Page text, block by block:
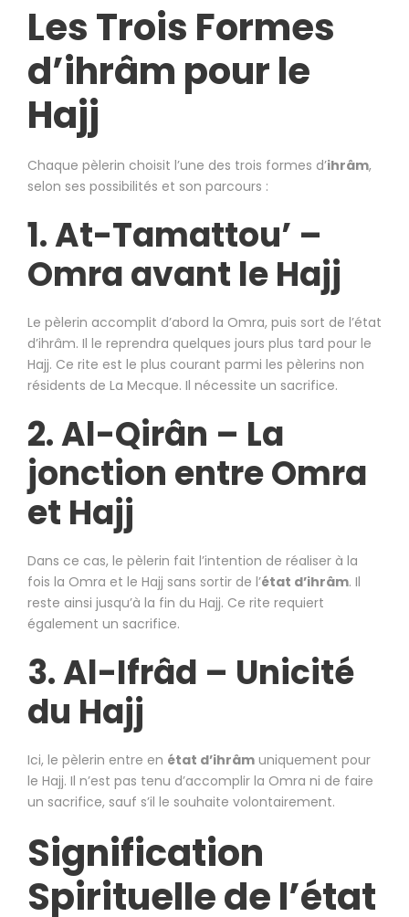
Les Trois Formes
d’ihrâm pour le
Hajj
Chaque pèlerin choisit l’une des trois formes d’ihrâm,
selon ses possibilités et son parcours :
1. At-Tamattou’ –
Omra avant le Hajj
Le pèlerin accomplit d’abord la Omra, puis sort de l’état
d’ihrâm. Il le reprendra quelques jours plus tard pour le
Hajj. Ce rite est le plus courant parmi les pèlerins non
résidents de La Mecque. Il nécessite un sacrifice.
2. Al-Qirân – La
jonction entre Omra
et Hajj
Dans ce cas, le pèlerin fait l’intention de réaliser à la
fois la Omra et le Hajj sans sortir de l’état d’ihrâm. Il
reste ainsi jusqu’à la fin du Hajj. Ce rite requiert
également un sacrifice.
3. Al-Ifrâd – Unicité
du Hajj
Ici, le pèlerin entre en état d’ihrâm uniquement pour
le Hajj. Il n’est pas tenu d’accomplir la Omra ni de faire
un sacrifice, sauf s’il le souhaite volontairement.
Signification
Spirituelle de l’état